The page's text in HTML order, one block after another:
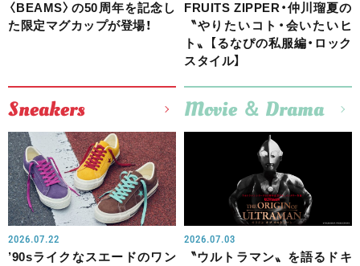
〈BEAMS〉の50周年を記念し
た限定マグカップが登場！
FRUITS ZIPPER・仲川瑠夏の
〝やりたいコト・会いたいヒ
ト〟【るなぴの私服編・ロック
スタイル】
Sneakers
2026.07.22
’90sライクなスエードのワン
Movie ＆ Drama
2026.07.03
〝ウルトラマン〟を語るドキ